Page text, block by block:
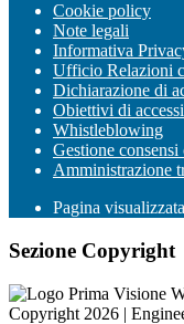
Cookie policy
Note legali
Informativa
Ufficio Relazioni
Dichiarazione di
Obiettivi di
Whistleblowing
Gestione
Amministrazione
Pagina visualizzata
Sezione Copyright
Copyright 2026 |